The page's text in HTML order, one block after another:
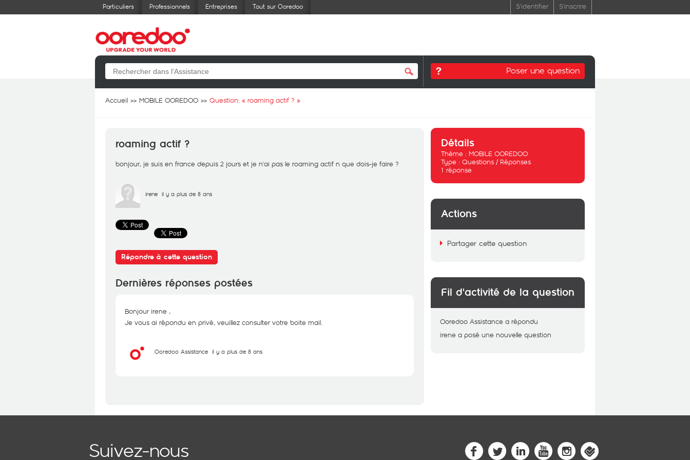
Particuliers Professionnels Entreprises Tout sur Ooredoo S'identifier S'inscrire
Poser une question
Accueil MOBILE OOREDOO Question: « roaming actif ? »
roaming actif ?
bonjour, je suis en france depuis 2 jours et je n'ai pas le roaming actif n que dois-je faire ?
irene il y a plus de 8 ans
Répondre à cette question
Dernières réponses postées
Bonjour irene ,
Je vous ai répondu en privé, veuillez consulter votre boite mail.
Ooredoo Assistance il y a plus de 8 ans
Détails
Thème : MOBILE OOREDOO
Type : Questions / Réponses
1 réponse
Actions
Partager cette question
Fil d'activité de la question
Ooredoo Assistance a répondu
irene a posé une nouvelle question
Suivez-nous